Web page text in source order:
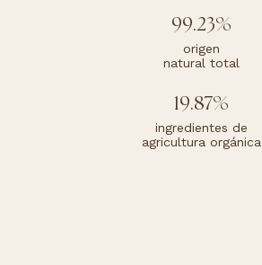
99.23%
origen
natural total
19.87%
ingredientes de
agricultura orgánica